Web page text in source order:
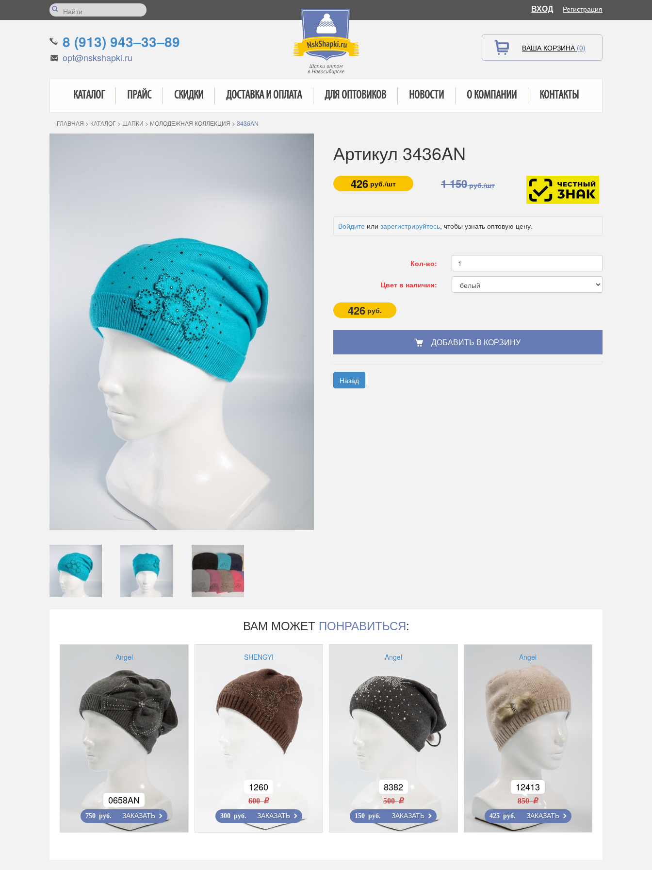
ВХОД Регистрация
8 (913) 943–33–89
opt@nskshapki.ru
ВАША КОРЗИНА (0)
КАТАЛОГ ПРАЙС СКИДКИ ДОСТАВКА И ОПЛАТА ДЛЯ ОПТОВИКОВ НОВОСТИ О КОМПАНИИ КОНТАКТЫ
ГЛАВНАЯ > КАТАЛОГ > ШАПКИ > МОЛОДЕЖНАЯ КОЛЛЕКЦИЯ > 3436AN
Артикул 3436AN
426 руб./шт 1 150руб./шт
Войдите или зарегистрируйтесь, чтобы узнать оптовую цену.
Кол-во:
Цвет в наличии:
426 руб.
Назад
ВАМ МОЖЕТ ПОНРАВИТЬСЯ:
Angel
0658AN
750 руб. ЗАКАЗАТЬ
SHENGYI
1260
600 r
300 руб. ЗАКАЗАТЬ
Angel
8382
500 r
150 руб. ЗАКАЗАТЬ
Angel
12413
850 r
425 руб. ЗАКАЗАТЬ